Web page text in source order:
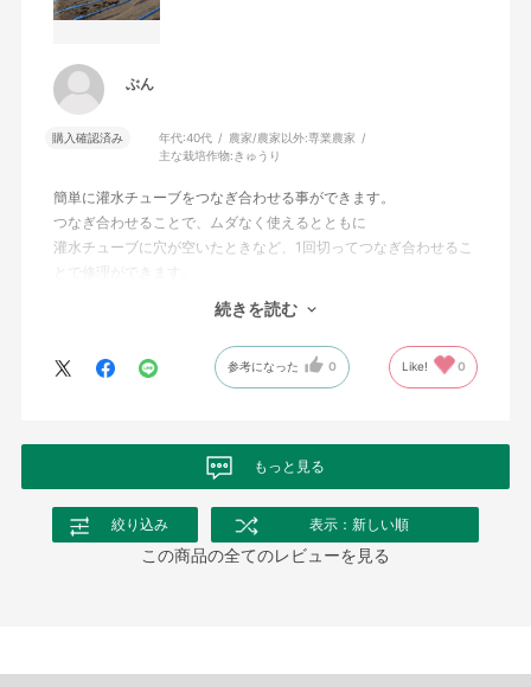
ぶん
購入確認済み 年代:40代 農家/農家以外:専業農家
主な栽培作物: きゅうり
簡単に灌水チューブをつなぎ合わせる事ができます。
つなぎ合わせることで、ムダなく使えるとともに
灌水チューブに穴が空いたときなど、1回切ってつなぎ合わせるこ
とで修理ができます。
今回は、灌水チューブの1番奥側が鉄分などで詰まるので、奥だけ
灌水チューブを交換しました。
続きを読む
参考になった 0 Like! 0
もっと見る
絞り込み 表示：新しい順
この商品の全てのレビューを見る